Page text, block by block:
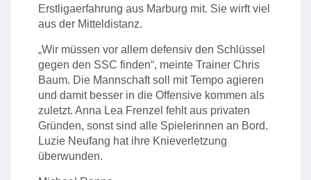
Erstligaerfahrung aus Marburg mit. Sie wirft viel
aus der Mitteldistanz.
„Wir müssen vor allem defensiv den Schlüssel
gegen den SSC finden“, meinte Trainer Chris
Baum. Die Mannschaft soll mit Tempo agieren
und damit besser in die Offensive kommen als
zuletzt. Anna Lea Frenzel fehlt aus privaten
Gründen, sonst sind alle Spielerinnen an Bord.
Luzie Neufang hat ihre Knieverletzung
überwunden.